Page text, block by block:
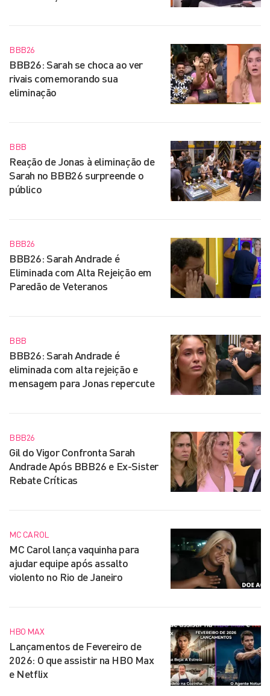
BBB26
BBB26: Sarah se choca ao ver
rivais comemorando sua
eliminação
BBB
Reação de Jonas à eliminação de
Sarah no BBB26 surpreende o
público
BBB26
BBB26: Sarah Andrade é
Eliminada com Alta Rejeição em
Paredão de Veteranos
BBB
BBB26: Sarah Andrade é
eliminada com alta rejeição e
mensagem para Jonas repercute
BBB26
Gil do Vigor Confronta Sarah
Andrade Após BBB26 e Ex-Sister
Rebate Críticas
MC CAROL
MC Carol lança vaquinha para
ajudar equipe após assalto
violento no Rio de Janeiro
HBO MAX
Lançamentos de Fevereiro de
2026: O que assistir na HBO Max
e Netflix